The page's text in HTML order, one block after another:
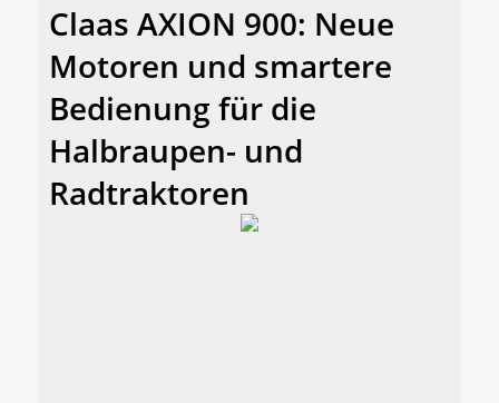
Claas AXION 900: Neue
Motoren und smartere
Bedienung für die
Halbraupen- und
Radtraktoren